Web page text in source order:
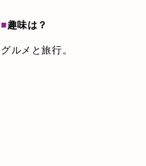
■趣味は？
グルメと旅行。